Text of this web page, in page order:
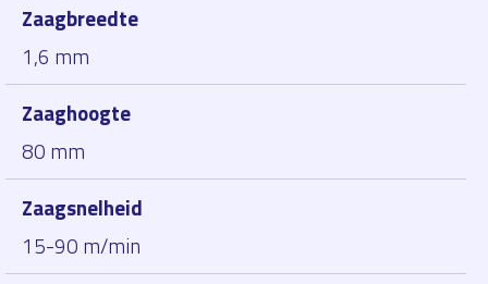
Zaagbreedte
1,6 mm
Zaaghoogte
80 mm
Zaagsnelheid
15-90 m/min